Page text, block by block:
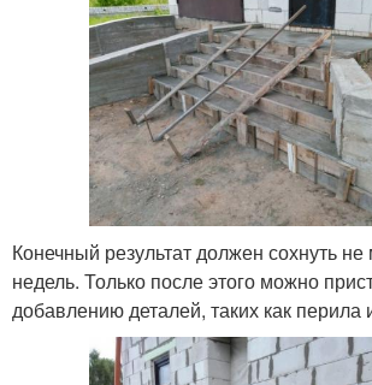
Конечный результат должен сохнуть
недель. Только после этого можно
добавлению деталей, таких как перила